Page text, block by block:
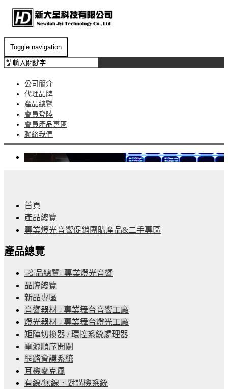
Toggle navigation
公司簡介
代理品牌
產品總覽
會員登陸
會員產品專區
聯絡我們
首頁
產品總覽
專業燈光音響促銷團購產品&二手專區
產品總覽
-商品總覽- 專業燈光音響
品牌總覽
新品專區
音響器材 - 專業舞台音響工廠
燈光器材 - 專業舞台燈光工廠
矩陣切換器 / 環控系統處理器
電源順序開關
網路會議系統
耳機麥克風
有線/無線．對講機系統